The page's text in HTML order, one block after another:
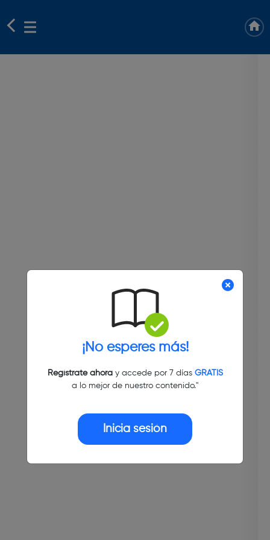
¡No esperes más!
Regístrate ahoray accede por 7 días GRATIS
a lo mejor de nuestro contenido."
Inicia sesión